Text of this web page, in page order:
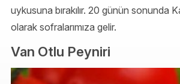
uykusuna bırakılır. 20 günün sonunda
olarak sofralarımıza gelir.
Van Otlu Peyniri